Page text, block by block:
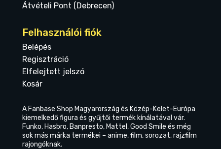
Átvételi Pont (Debrecen)
Felhasználói fiók
Belépés
Regisztráció
Elfelejtett jelszó
Kosár
A Fanbase Shop Magyarország és Közép-Kelet-Európa
kiemelkedő figura és gyűjtői termék kínálatával vár.
Funko, Hasbro, Banpresto, Mattel, Good Smile és még
sok más márka termékei – anime, film, sorozat, rajzfilm
rajongóknak.